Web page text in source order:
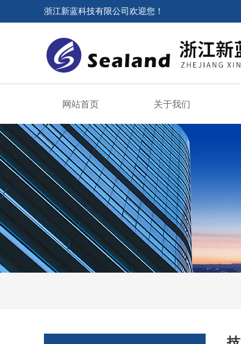
浙江新蓝科技有限公司欢迎您！
网站首页 关于我们